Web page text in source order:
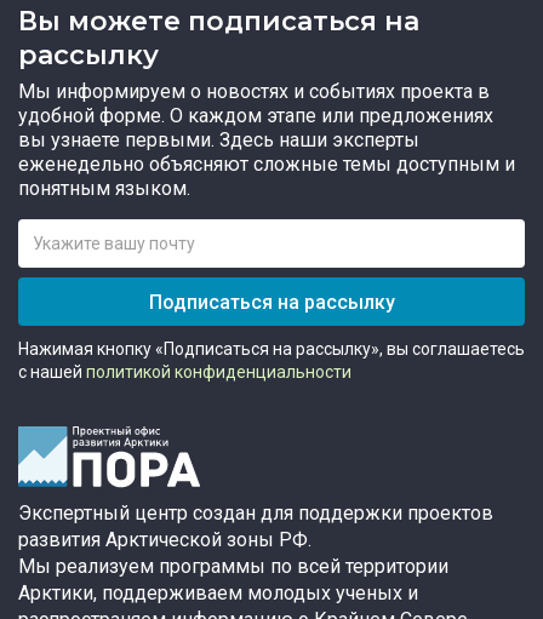
Вы можете подписаться на
рассылку
Мы информируем о новостях и событиях проекта в
удобной форме. О каждом этапе или предложениях
вы узнаете первыми. Здесь наши эксперты
еженедельно объясняют сложные темы доступным и
понятным языком.
Подписаться на рассылку
Нажимая кнопку «Подписаться на рассылку», вы соглашаетесь
с нашей политикой конфиденциальности
Экспертный центр создан для поддержки проектов
развития Арктической зоны РФ.
Мы реализуем программы по всей территории
Арктики, поддерживаем молодых ученых и